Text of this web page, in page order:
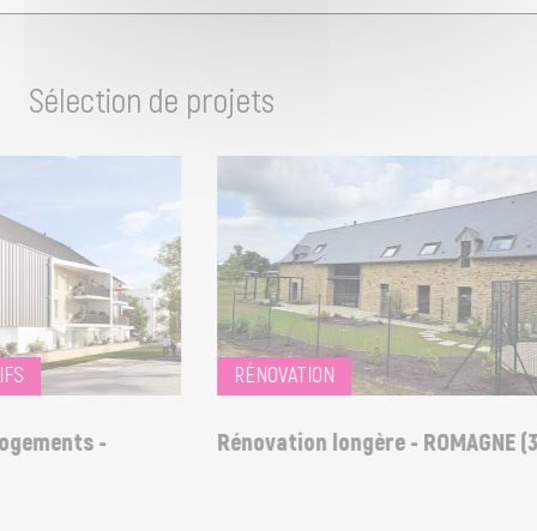
Sélection de projets
-
RÉNOVATION
Rénovation longère - ROMAGNE